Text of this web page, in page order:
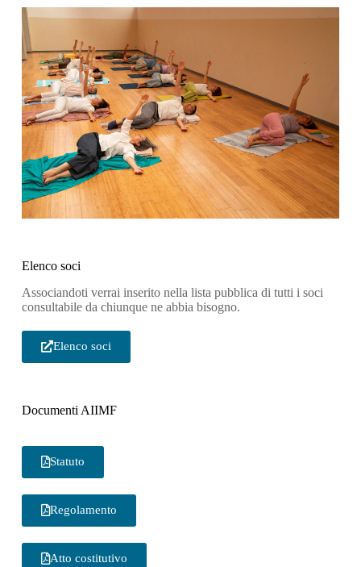
Elenco soci
Associandoti verrai inserito nella lista pubblica di tutti i soci
consultabile da chiunque ne abbia bisogno.
Elenco soci
Documenti AIIMF
Statuto
Regolamento
Atto costitutivo